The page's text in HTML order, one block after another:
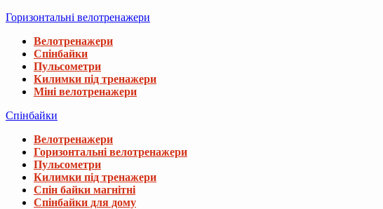
Горизонтальні велотренажери
Велотренажери
Спінбайки
Пульсометри
Килимки під тренажери
Міні велотренажери
Спінбайки
Велотренажери
Горизонтальні велотренажери
Пульсометри
Килимки під тренажери
Спін байки магнітні
Спінбайки для дому